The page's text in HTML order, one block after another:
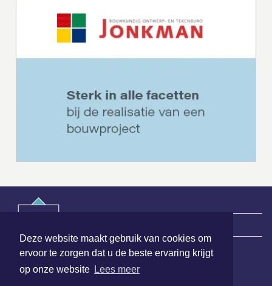
Deze website maakt gebruik van cookies om
ervoor te zorgen dat u de beste ervaring krijgt
op onze website Lees meer
Hoofdvestiging: